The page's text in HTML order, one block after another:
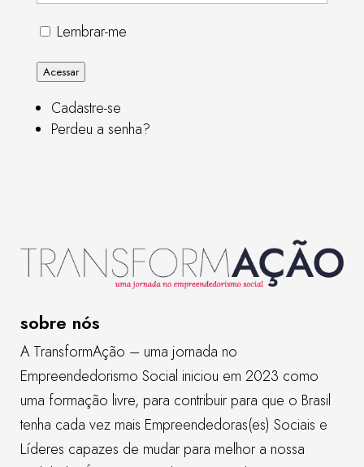
Lembrar-me
Acessar
Cadastre-se
Perdeu a senha?
sobre nós
A TransformAção – uma jornada no
Empreendedorismo Social iniciou em 2023 como
uma formação livre, para contribuir para que o Brasil
tenha cada vez mais Empreendedoras(es) Sociais e
Líderes capazes de mudar para melhor a nossa